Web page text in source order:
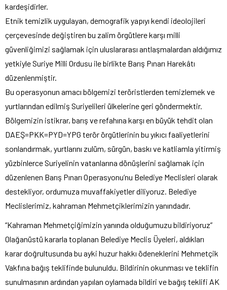
kardeşidirler.
Etnik temizlik uygulayan, demografik yapıyı kendi ideolojileri
çerçevesinde değiştiren bu zalim örgütlere karşı milli
güvenliğimizi sağlamak için uluslararası antlaşmalardan aldığımız
yetkiyle Suriye Milli Ordusu ile birlikte Barış Pınarı Harekâtı
düzenlenmiştir.
Bu operasyonun amacı bölgemizi teröristlerden temizlemek ve
yurtlarından edilmiş Suriyelileri ülkelerine geri göndermektir.
Bölgemizin istikrar, barış ve refahına karşı en büyük tehdit olan
DAEŞ=PKK=PYD=YPG terör örgütlerinin bu yıkıcı faaliyetlerini
sonlandırmak, yurtlarını zulüm, sürgün, baskı ve katliamla yitirmiş
yüzbinlerce Suriyelinin vatanlarına dönüşlerini sağlamak için
düzenlenen Barış Pınarı Operasyonu’nu Belediye Meclisleri olarak
destekliyor, ordumuza muvaffakiyetler diliyoruz. Belediye
Meclislerimiz, kahraman Mehmetçiklerimizin yanındadır.
“Kahraman Mehmetçiğimizin yanında olduğumuzu bildiriyoruz”
Olağanüstü kararla toplanan Belediye Meclis Üyeleri, aldıkları
karar doğrultusunda bu ayki huzur hakkı ödeneklerini Mehmetçik
Vakfına bağış teklifinde bulunuldu. Bildirinin okunması ve teklifin
sunulmasının ardından yapılan oylamada bildiri ve bağış teklifi AK